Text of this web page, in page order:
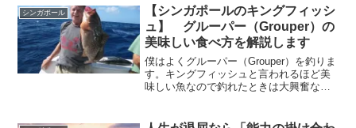
なれば幸いです。
シンガポール
【シンガポールのキングフィッシ
ュ】 グルーパー（Grouper）の
美味しい食べ方を解説します
僕はよくグルーパー（Grouper）を釣りま
す。キングフィッシュと言われるほど美
味しい魚なので釣れたときは大興奮なの
た。実際に僕が料理してみて感じた『グ